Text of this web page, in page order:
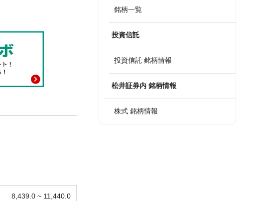
8,439.0 ~ 11,440.0
銘柄一覧
投資信託
投資信託 銘柄情報
松井証券内 銘柄情報
株式 銘柄情報